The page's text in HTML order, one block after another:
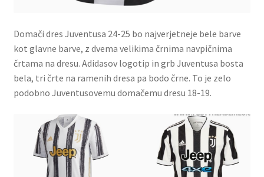
Domači dres Juventusa 24-25 bo najverjetneje bele barve
kot glavne barve, z dvema velikima črnima navpičnima
črtama na dresu. Adidasov logotip in grb Juventusa bosta
bela, tri črte na ramenih dresa pa bodo črne. To je zelo
podobno Juventusovemu domačemu dresu 18-19.